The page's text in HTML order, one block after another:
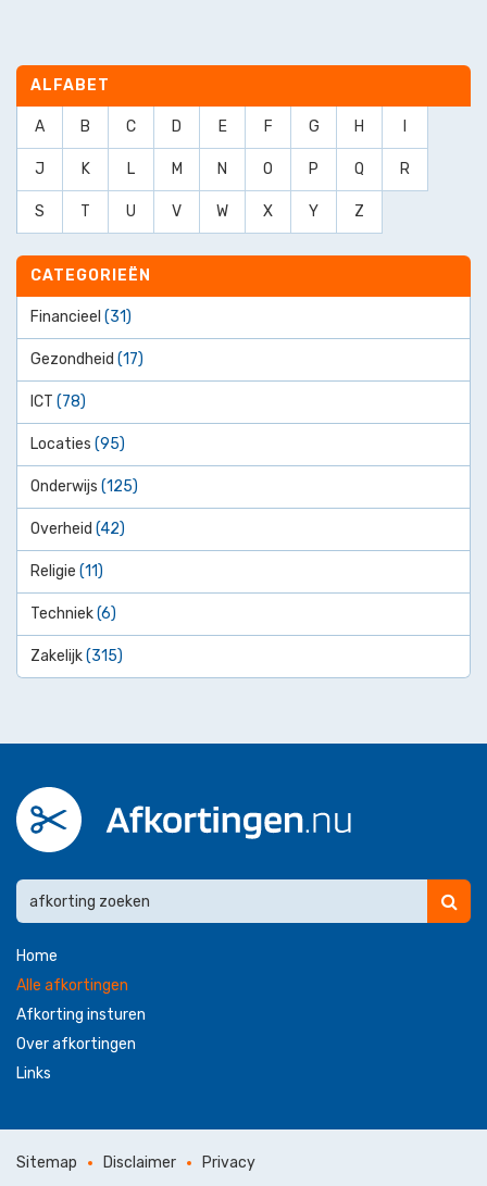
ALFABET
A B C D E F G H
J K L M N O P Q R
S T U V W X Y Z
CATEGORIEËN
Financieel (31)
Gezondheid (17)
ICT (78)
Locaties (95)
Onderwijs (125)
Overheid (42)
Religie (11)
Techniek(6)
Zakelijk(315)
Home
Alle afkortingen
Afkorting insturen
Over afkortingen
Links
Sitemap Disclaimer Privacy